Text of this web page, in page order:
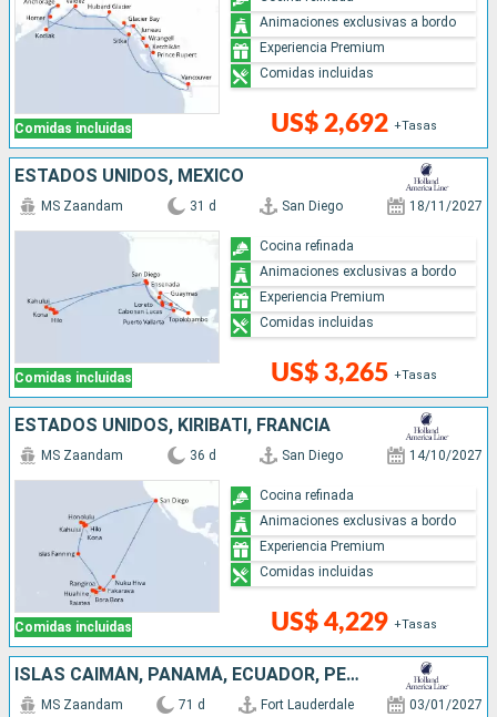
Comidas incluidas US$ 2,692 +Tasas
Animaciones exclusivas a bordo
Experiencia Premium
Comidas incluidas
ESTADOS UNIDOS, MÉXICO
Comidas incluidas
MS Zaandam 31 d San Diego 18/11/2027
US$ 3,265 +Tasas
Cocina refinada
Animaciones exclusivas a bordo
Experiencia Premium
Comidas incluidas
ESTADOS UNIDOS, KIRIBATI, FRANCIA
Comidas incluidas
MS Zaandam 36 d San Diego 14/10/2027
US$ 4,229 +Tasas
Cocina refinada
Animaciones exclusivas a bordo
Experiencia Premium
Comidas incluidas
ISLAS CAIMÁN, PANAMÁ, ECUADOR, PERÚ, CHILE, ARGENTINA, ISLAS MALVINAS, URUGUAY, BRASIL, FRANCIA, BARBADOS, SANTA LUCIA, ANTIGUA Y BARBUDA, PUERTO RICO, ESTADOS UNIDOS
MS Zaandam 71 d Fort Lauderdale 03/01/2027